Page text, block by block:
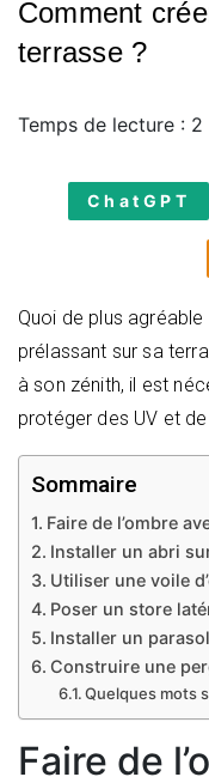
Comment
terrasse ?
Temps de lecture : 2
ChatGPT
Quoi de plus
prélassant sur sa
à son zénith, il est
protéger des UV et
Sommaire
Faire de l’ombre
Installer un abri
Utiliser une voile
Poser un store
Installer un parasol
Construire une
Quelques mots
Faire de